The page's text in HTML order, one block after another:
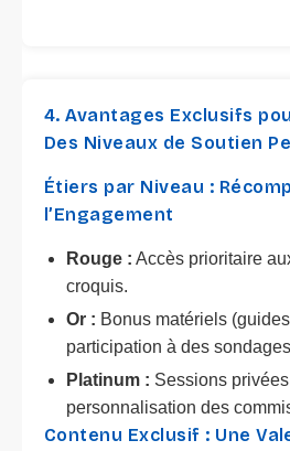
4. Avantages Exclusifs
Des Niveaux de Soutien
Étiers par Niveau :
l’Engagement
Rouge : Accès prioritaire
croquis.
Or : Bonus matériels
participation à des
Platinum : Sessions
personnalisation des
Contenu Exclusif : Une